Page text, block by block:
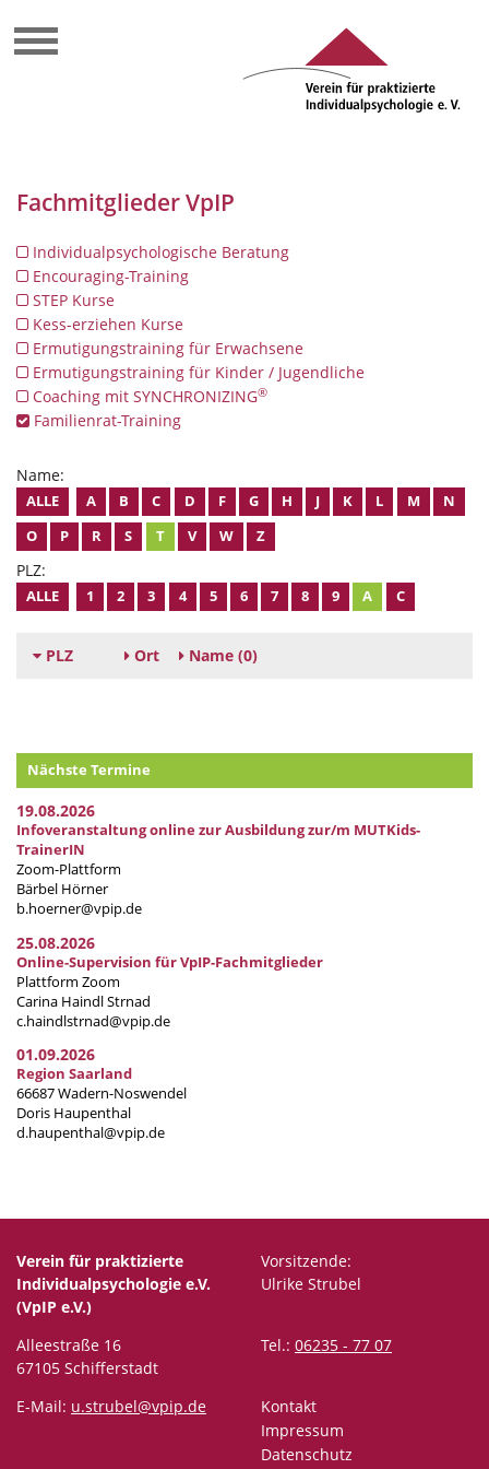
Fachmitglieder VpIP
Individualpsychologische Beratung
Encouraging-Training
STEP Kurse
Kess-erziehen Kurse
Ermutigungstraining für Erwachsene
Ermutigungstraining für Kinder / Jugendliche
Coaching mit SYNCHRONIZING®
Familienrat-Training
Name:
ALLE A B C D F G H J K L M
N
O
P R S T V W Z
PLZ:
ALLE 1 2 3 4 5 6 7 8 9 A C
PLZ Ort Name (0)
Nächste Termine
19.08.2026
Infoveranstaltung online zur Ausbildung zur/m MUTKids-
TrainerIN
Zoom-Plattform
Bärbel Hörner
b.hoerner@vpip.de
25.08.2026
Online-Supervision für VpIP-Fachmitglieder
Plattform Zoom
Carina Haindl Strnad
c.haindlstrnad@vpip.de
01.09.2026
Region Saarland
66687 Wadern-Noswendel
Doris Haupenthal
d.haupenthal@vpip.de
Verein für praktizierte
Individualpsychologie e.V.
(VpIP e.V.)
Vorsitzende:
Ulrike Strubel
Alleestraße 16
67105 Schifferstadt
Tel.: 06235 - 77 07
E-Mail: u.strubel@vpip.de
Kontakt
Impressum
Datenschutz